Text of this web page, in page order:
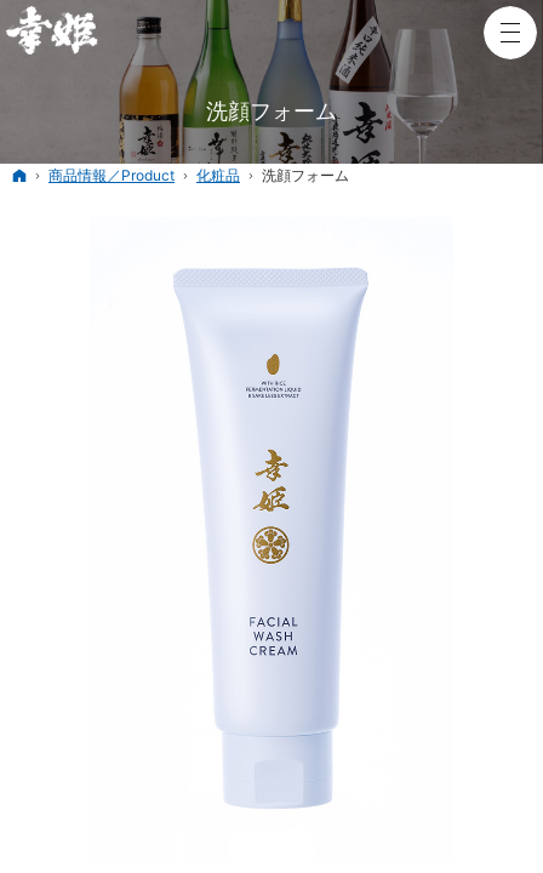
洗顔フォーム
ホーム
商品情報／Product 化粧品 洗顔フォーム